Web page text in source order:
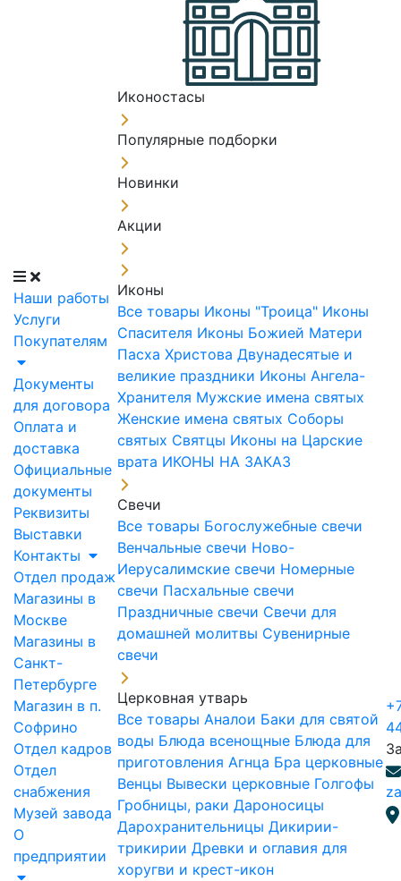
Наши работы
Услуги
Покупателям
Документы
для договора
Оплата и
доставка
Официальные
документы
Реквизиты
Выставки
Контакты
Отдел продаж
Магазины в
Москве
Магазины в
Санкт-
Петербурге
Магазин в п.
Софрино
Отдел кадров
Отдел
снабжения
Музей завода
О
предприятии
Иконостасы
Популярные подборки
Новинки
Акции
Иконы
Все товары Иконы "Троица" Иконы
Спасителя Иконы Божией Матери
Пасха Христова Двунадесятые и
великие праздники Иконы Ангела-
Хранителя Мужские имена святых
Женские имена святых Соборы
святых Святцы Иконы на Царские
врата ИКОНЫ НА ЗАКАЗ
Свечи
Все товары Богослужебные свечи
Венчальные свечи Ново-
Иерусалимские свечи Номерные
свечи Пасхальные свечи
Праздничные свечи Свечи для
домашней молитвы Сувенирные
свечи
Церковная утварь
Все товары Аналои Баки для святой
воды Блюда всенощные Блюда для
приготовления Агнца Бра церковные
Венцы Вывески церковные Голгофы
Гробницы, раки Дароносицы
Дарохранительницы Дикирии-
трикирии Древки и оглавия для
хоругви и крест-икон